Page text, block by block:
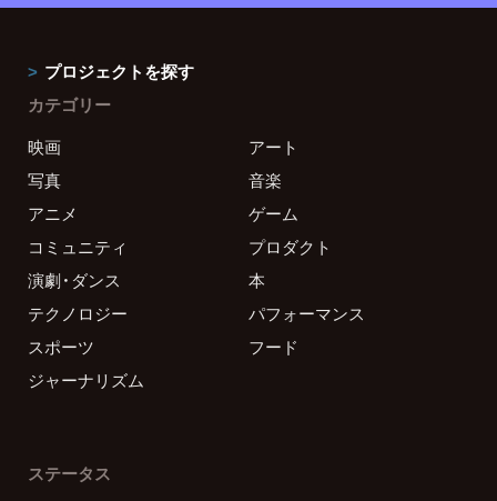
プロジェクトを探す
カテゴリー
映画
アート
写真
音楽
アニメ
ゲーム
コミュニティ
プロダクト
演劇・ダンス
本
テクノロジー
パフォーマンス
スポーツ
フード
ジャーナリズム
ステータス